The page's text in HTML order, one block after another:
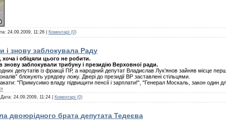
24.09.2009, 11:26 Коментарі (0)
і знову заблокувала Раду
і обіцяли цього не робити.
знову заблокували трибуну і президію Верховної ради.
депутатів із фракції ПР, а народний депутат Владислав Лук’янов зайняв місце
блокують урядову ложу. Двері до президії ВР заставлені стільцями.
"Примусимо владу підвищити пенсії і зарплати!", "Генерал Москаль, закон один
24.09.2009, 11:24 Коментарі (0)
двоюрідного брата депутата Тедеєва